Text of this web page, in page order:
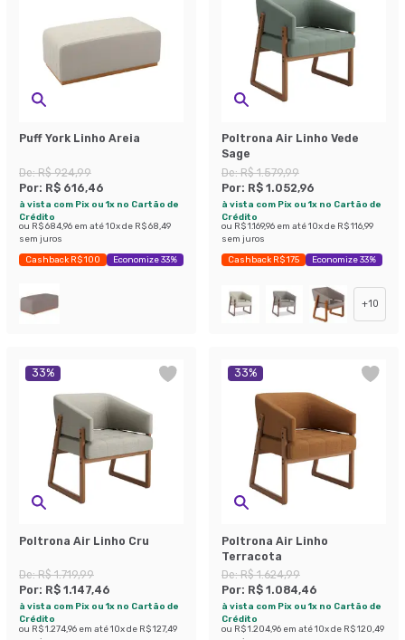
Puff York Linho Areia
De:R$ 924,99
Por: R$ 616,46
à vista com Pix ou 1x no Cartão de
Crédito
ou R$ 684,96 em até10x de R$ 68,49
sem juros
Cashback R$ 100 Economize 33%
Poltrona Air Linho Vede
Sage
De:R$ 1.579,99
Por: R$ 1.052,96
à vista com Pix ou 1x no Cartão de
Crédito
ou R$ 1.169,96 em até10x de R$ 116,99
sem juros
Cashback R$ 175 Economize 33%
+10
33%
Poltrona Air Linho Cru
De:R$ 1.719,99
Por: R$ 1.147,46
à vista com Pix ou 1x no Cartão de
Crédito
ou R$ 1.274,96 em até10x de R$ 127,49
33%
Poltrona Air Linho
Terracota
De:R$ 1.624,99
Por: R$ 1.084,46
à vista com Pix ou 1x no Cartão de
Crédito
ou R$ 1.204,96 em até10x de R$ 120,49